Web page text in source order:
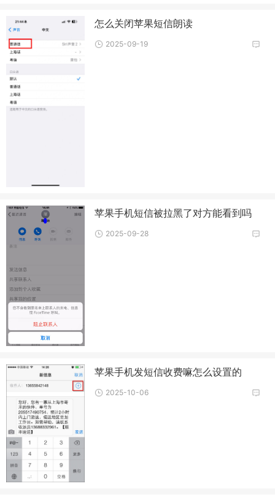
怎么关闭苹果短信朗读
2025-09-19
苹果手机短信被拉黑了对方能看到吗
2025-09-28
苹果手机发短信收费嘛怎么设置的
2025-10-06